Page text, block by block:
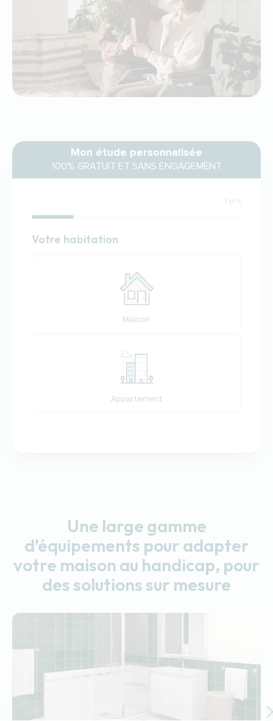
Mon étude personnalisée
100% GRATUIT ET SANS ENGAGEMENT
1 of 5
Habitation
Votre habitation
Maison
Appartement
Une large gamme
d’équipements pour adapter
votre maison au handicap, pour
des solutions sur mesure